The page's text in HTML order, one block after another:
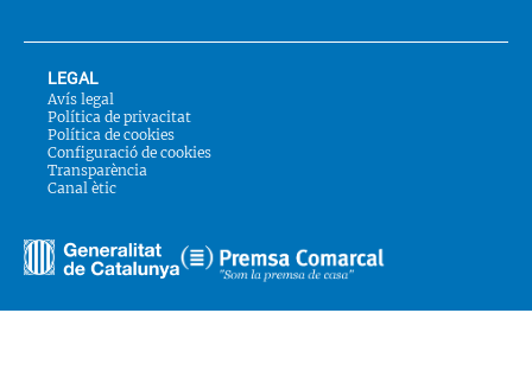
LEGAL
Avís legal
Política de privacitat
Política de cookies
Configuració de cookies
Transparència
Canal ètic